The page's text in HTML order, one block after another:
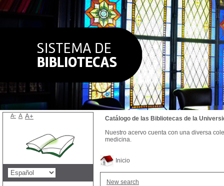
Inicio
New search
Catálogo de las Bibliotecas de la
Nuestro acervo cuenta con una diversa
medicina.
A- A A+